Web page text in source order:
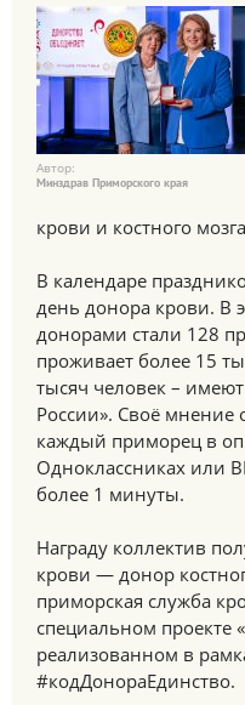
Автор:
Минздрав Приморского края
крови и костного
В календаре
день донора крови. В
донорами стали 128
проживает более 15
тысяч человек –
России». Своё мнение
каждый приморец в
Одноклассниках или
более 1 минуты.
Награду коллектив
крови — донор
приморская служба
специальном проекте
реализованном в
#кодДонораЕдинство.